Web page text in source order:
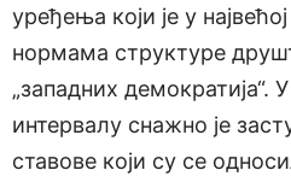
уређења који је у
нормама структуре
„западних демократија“.
интервалу снажно је
ставове који су се